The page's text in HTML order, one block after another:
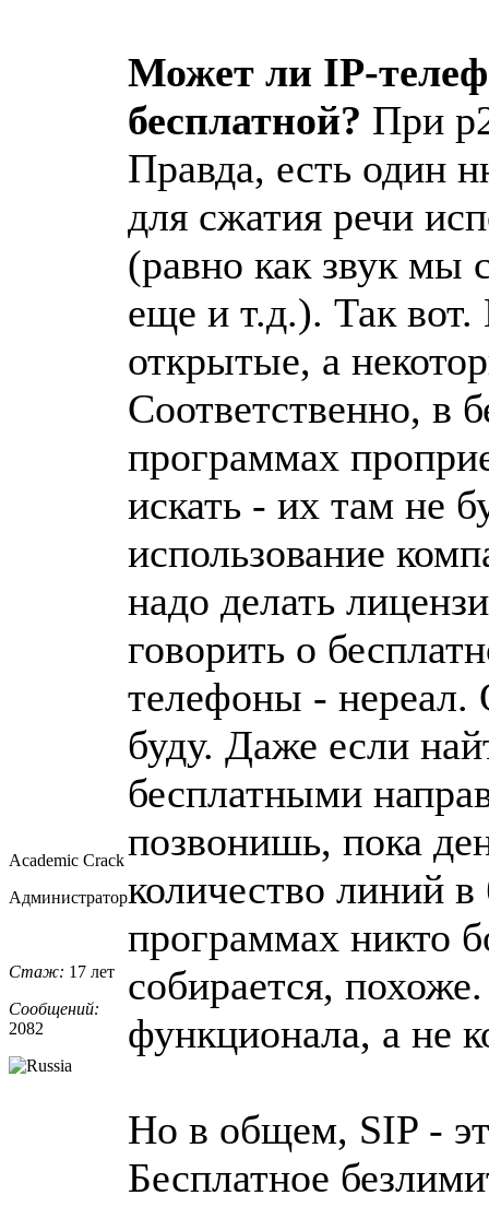
Academic Crack
Администратор
Стаж: 17 лет
Сообщений:
2082
Может ли IP-
бесплатной? При
Правда, есть один
для сжатия речи
(равно как звук мы
еще и т.д.). Так вот.
открытые, а
Соответственно, в
программах
искать - их там не
использование
надо делать
говорить о
телефоны - нереал.
буду. Даже если
бесплатными
позвонишь, пока
количество линий
программах никто
собирается,
функционала, а не
Но в общем, SIP -
Бесплатное